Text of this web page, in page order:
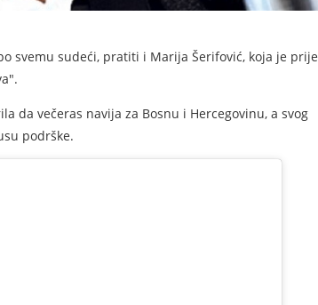
svemu sudeći, pratiti i Marija Šerifović, koja je prije
da večeras navija za Bosnu i Hercegovinu, a svog
podrške.